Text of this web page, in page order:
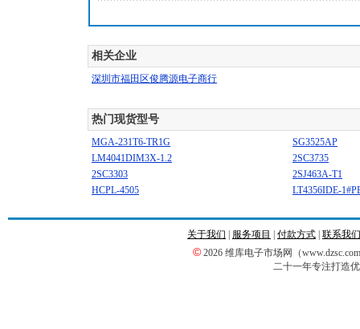
相关企业
深圳市福田区俊腾源电子商行
热门现货型号
MGA-231T6-TR1G
SG3525AP
LM4041DIM3X-1.2
2SC3735
2SC3303
2SJ463A-T1
HCPL-4505
LT4356IDE-
关于我们 服务项目 付款方式 联系我们
© 2026 维库电子市场网（
二十一年专注打造